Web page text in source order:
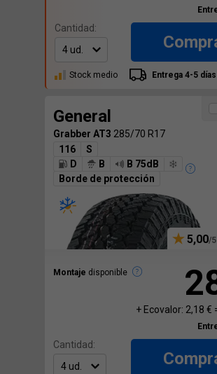
Cantidad:
Stock medio Entrega 4-5
General
Grabber AT3 285/70 R17
116
S
D
B
B 75dB
Borde de protección
5,00
Montaje disponible
+ Ecovalor: 2,18 €
Cantidad: